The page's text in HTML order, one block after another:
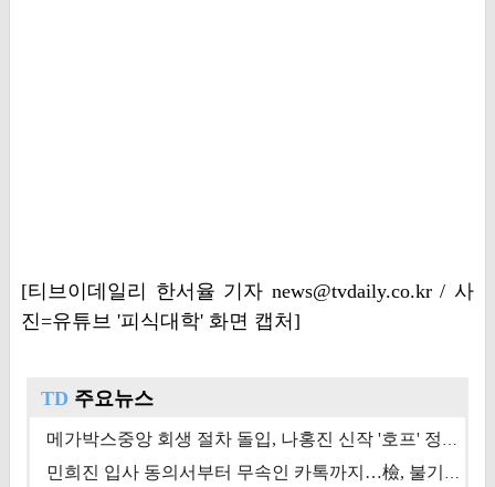
[티브이데일리 한서율 기자 news@tvdaily.co.kr / 사
진=유튜브 '피식대학' 화면 캡처]
TD 주요뉴스
메가박스중앙 회생 절차 돌입, 나홍진 신작 '호프' 정상 개봉에 쏠린 시선 [상반기 결산 기획]
민희진 입사 동의서부터 무속인 카톡까지…檢, 불기소 처분 근거들 [이슈&톡]